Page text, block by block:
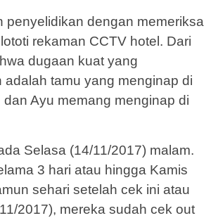
penyelidikan dengan memeriksa
rekaman CCTV hotel. Dari
dugaan kuat yang
adalah tamu yang menginap di
dan Ayu memang menginap di
Selasa (14/11/2017) malam.
3 hari atau hingga Kamis
sehari setelah cek ini atau
2017), mereka sudah cek out